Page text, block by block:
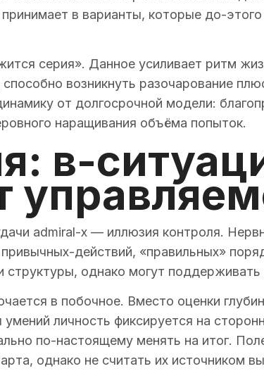
в варианты, которые до-
серия». Данное усиливает ритм
возникнуть разочарование
от долгосрочной модели:
наращивания объёма попыток.
в-
admiral-x — иллюзия контроля.
действий, «правильных»
однако могут
в побочное. Вместо оценки
личность фиксируется на
по-настоящему менять на итог.
однако не считать их источником